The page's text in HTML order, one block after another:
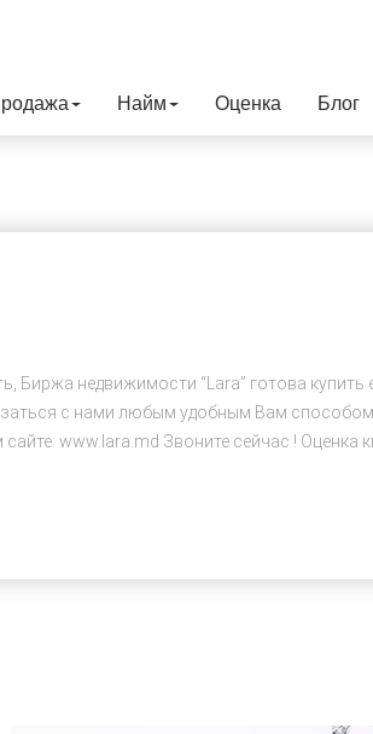
Найм Оценка Блог
недвижимости “Lara” готова
с нами любым удобным Вам
www.lara.md Звоните сейчас !